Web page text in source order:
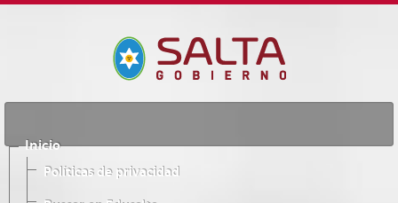
Inicio
Políticas de privacidad